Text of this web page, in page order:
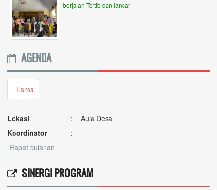
berjalan Tertib dan lancar
AGENDA
Lama
Rapat Lagi
Waktu
:
08 Januari 2020 05:58:42
Lokasi
:
Ruang rapat
Koordinator
:
SINERGI PROGRAM